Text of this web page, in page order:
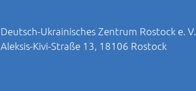
Deutsch-Ukrainisches Zentrum Rostock e. V.
Aleksis-Kivi-Straße 13, 18106 Rostock